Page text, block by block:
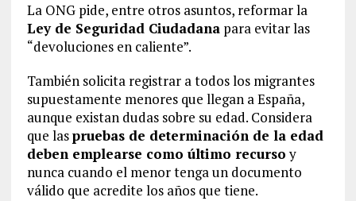
La ONG pide, entre otros asuntos, reformar la
Ley de Seguridad Ciudadanapara evitar las
“devoluciones en caliente”.
También solicita registrar a todos los migrantes
supuestamente menores que llegan a España,
aunque existan dudas sobre su edad. Considera
que laspruebas de determinación de la edad
deben emplearse como último recursoy
nunca cuando el menor tenga un documento
válido que acredite los años que tiene.